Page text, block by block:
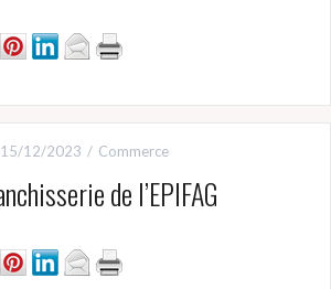
15/12/2023 Commerce
de l’EPIFAG